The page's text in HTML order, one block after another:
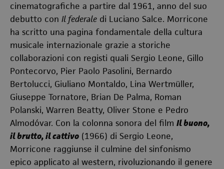
cinematografiche a partire dal 1961, anno del suo
debutto con Il federale di Luciano Salce. Morricone
ha scritto una pagina fondamentale della cultura
musicale internazionale grazie a storiche
collaborazioni con registi quali Sergio Leone, Gillo
Pontecorvo, Pier Paolo Pasolini, Bernardo
Bertolucci, Giuliano Montaldo, Lina Wertmüller,
Giuseppe Tornatore, Brian De Palma, Roman
Polanski, Warren Beatty, Oliver Stone e Pedro
Almodóvar. Con la colonna sonora del film Il buono,
il brutto, il cattivo (1966) di Sergio Leone,
Morricone raggiunse il culmine del sinfonismo
epico applicato al western, rivoluzionando il genere